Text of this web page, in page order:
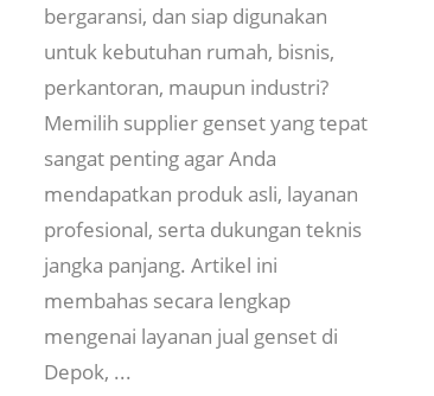
bergaransi, dan siap digunakan
untuk kebutuhan rumah, bisnis,
perkantoran, maupun industri?
Memilih supplier genset yang tepat
sangat penting agar Anda
mendapatkan produk asli, layanan
profesional, serta dukungan teknis
jangka panjang. Artikel ini
membahas secara lengkap
mengenai layanan jual genset di
Depok, ...